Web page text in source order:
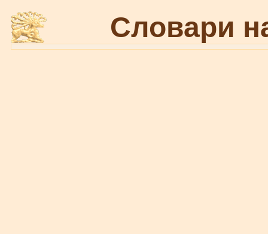
Словари